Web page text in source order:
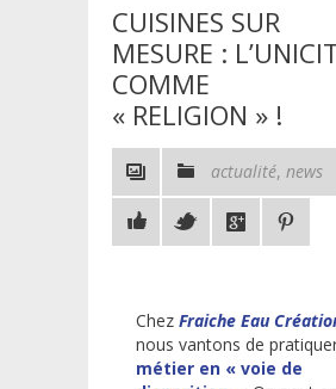
CUISINES SUR
MESURE :
COMME
« RELIGION » !
actualité, news
Chez Fraiche Eau
nous vantons de
métier en « voie de